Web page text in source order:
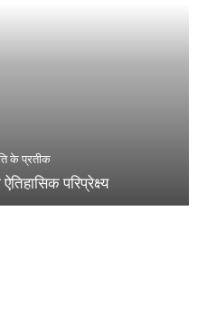
के प्रतीक
परिप्रेक्ष्य